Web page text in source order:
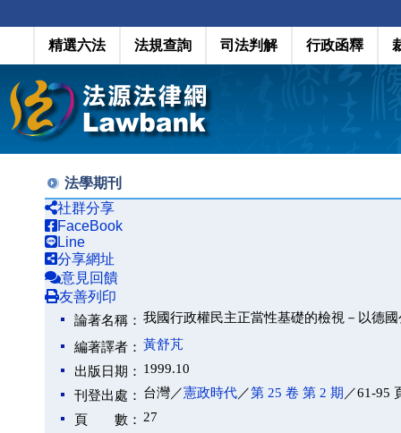
精選六法 法規查詢 司法判解 行政函釋
法學期刊
社群分享
FaceBook
Line
分享網址
意見回饋
友善列印
論著名稱： 我國行政權民主正當性基礎的檢視－以德
編著譯者： 黃舒芃
出版日期： 1999.10
刊登出處： 台灣／憲政時代／第 25 卷 第 2 期 ／61-95
頁 數： 27